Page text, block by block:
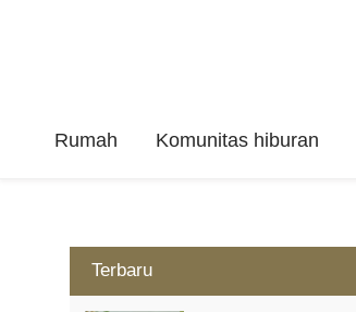
Rumah Komunitas hiburan
Terbaru